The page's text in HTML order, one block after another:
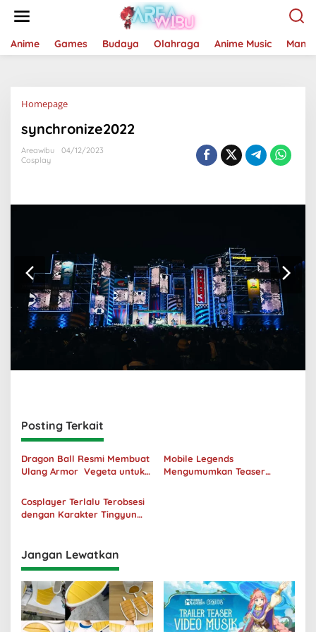
Anime Games Budaya Olahraga Anime Music
HomepageLampiran
synchronize2022
Areawibu
04/12/2023
Cosplay
Posting Terkait
Dragon Ball Resmi Membuat
Ulang Armor Vegeta untuk
Mobile Legends
Mengumumkan Teaser
Cosplayer Terlalu Terobsesi
dengan Karakter Tingyun
Jangan Lewatkan